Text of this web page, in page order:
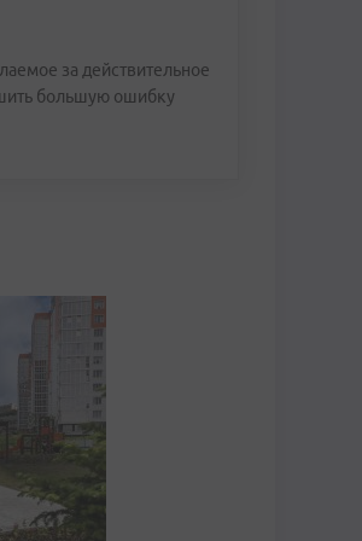
за действительное
большую ошибку